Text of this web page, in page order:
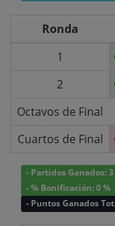
Ronda
1
2
Octavos de Final
Cuartos de Final
- Partidos Ganados: 3
- % Bonificación: 0 %
- Puntos Ganados